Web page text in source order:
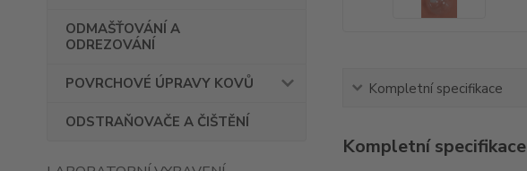
ODMAŠŤOVÁNÍ A
ODREZOVÁNÍ
POVRCHOVÉ ÚPRAVY KOVŮ
ODSTRAŇOVAČE A ČIŠTĚNÍ
Kompletní specifikace
Kompletní specifikace